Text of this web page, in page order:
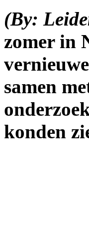
(By:
zomer in
samen
konden